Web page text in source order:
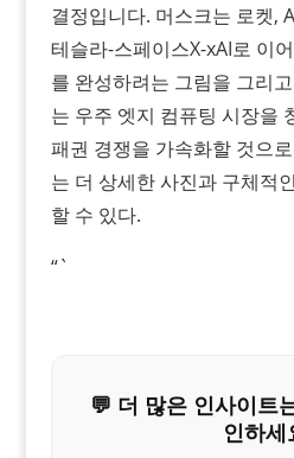
결정입니다. 머스크는 로켓,
테슬라-스페이스X-xAI로 이
를 완성하려는 그림을 그리
는 우주 엣지 컴퓨팅 시장을
패권 경쟁을 가속화할 것으
는 더 상세한 사진과 구체적
할 수 있다.
“`
💬 더 많은 인사이트
인하세